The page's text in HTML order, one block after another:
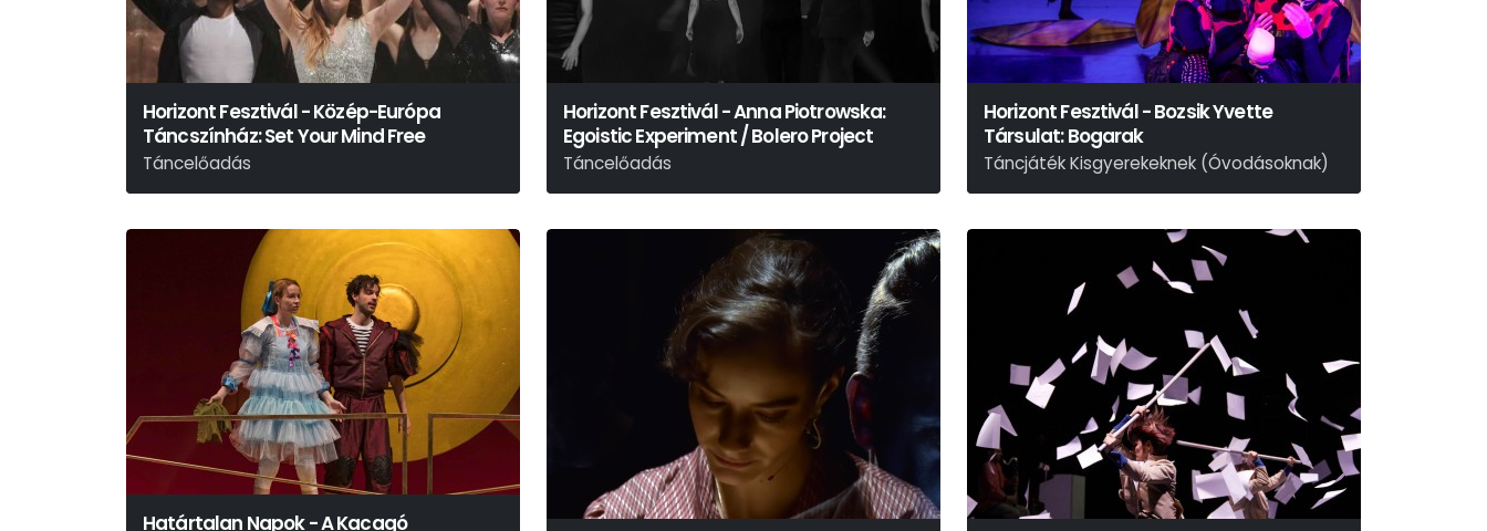
Horizont Fesztivál - Közép-Európa
Táncszínház: Set Your Mind Free
Táncelőadás
Horizont Fesztivál - Anna Piotrowska:
Egoistic Experiment / Bolero Project
Táncelőadás
Horizont Fesztivál - Bozsik Yvette
Társulat: Bogarak
Táncjáték Kisgyerekeknek (Óvodásoknak)
Határtalan Napok - A Kacagó